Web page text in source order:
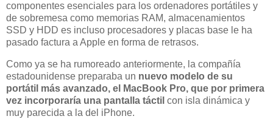
componentes esenciales para los ordenadores portátiles y
de sobremesa como memorias RAM, almacenamientos
SSD y HDD es incluso procesadores y placas base le ha
pasado factura a Apple en forma de retrasos.
Como ya se ha rumoreado anteriormente, la compañía
estadounidense preparaba un nuevo modelo de su
portátil más avanzado, el MacBook Pro, que por primera
vez incorporaría una pantalla táctil con isla dinámica y
muy parecida a la del iPhone.